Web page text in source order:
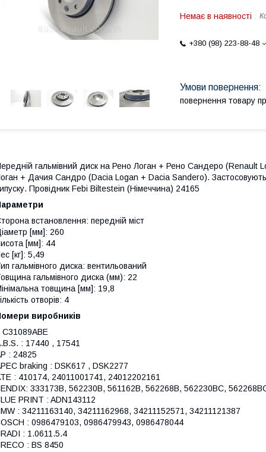
Немає в наявності
+380 (98) 223-88-48
повернення товару
гальмівний диск на Рено Логан + Рено Сандеро (Renault
+ Дачия Сандро (Dacia Logan + Dacia Sandero).
Провідник Febi Biltestein (Німеччина) 24165
встановлення: передній міст
[мм]: 260
[мм]: 44
[кг]: 5,49
гальмівного диска: вентильований
гальмівного диска (мм): 22
товщина [мм]: 19,8
отворів: 4
виробників
C31089ABE
: 17440 , 17541
: 24825
braking : DSK617 , DSK2277
: 410174, 24011001741, 24012202161
333173B, 562230B, 561162B, 562268B, 562230BC,
PRINT : ADN143112
: 34211163140, 34211162968, 34211152571, 34211121387
: 0986479103, 0986479943, 0986478044
: 1.0611.5.4
: BS 8450